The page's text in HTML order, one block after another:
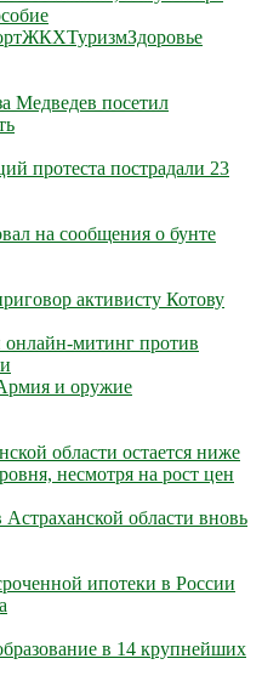
ЖКХТуризмЗдоровье
Медведев посетил
протеста пострадали 23
на сообщения о бунте
активисту Котову
онлайн-митинг против
и оружие
области остается ниже
несмотря на рост цен
области вновь
ипотеки в России
в 14 крупнейших